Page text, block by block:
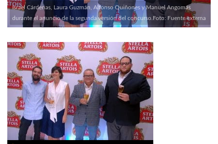
Israel Cárdenas, Laura Guzmán, Alfonso Quiñones y Manuel Angomás
durante el anuncio de la segunda versión del concurso.Foto: Fuente externa